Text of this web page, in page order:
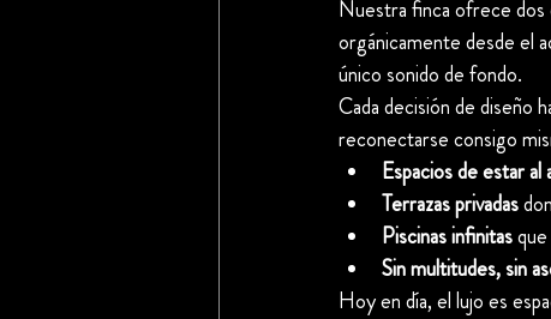
Nuestra finca ofrece dos
orgánicamente desde el
único sonido de fondo.
Cada decisión de diseño
reconectarse consigo
Espacios de estar al
Terrazas privadas
Piscinas infinitas
Sin multitudes, sin
Hoy en día, el lujo es